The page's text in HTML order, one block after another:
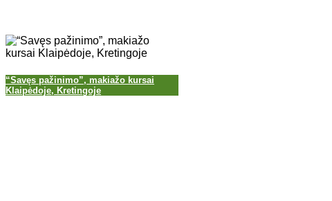
“Savęs pažinimo”, makiažo kursai
Klaipėdoje, Kretingoje